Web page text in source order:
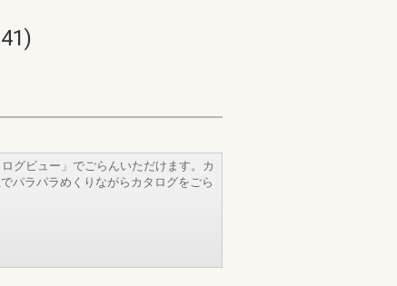
グビュー」でごらんいただけます。カ
パラパラめくりながらカタログをごら